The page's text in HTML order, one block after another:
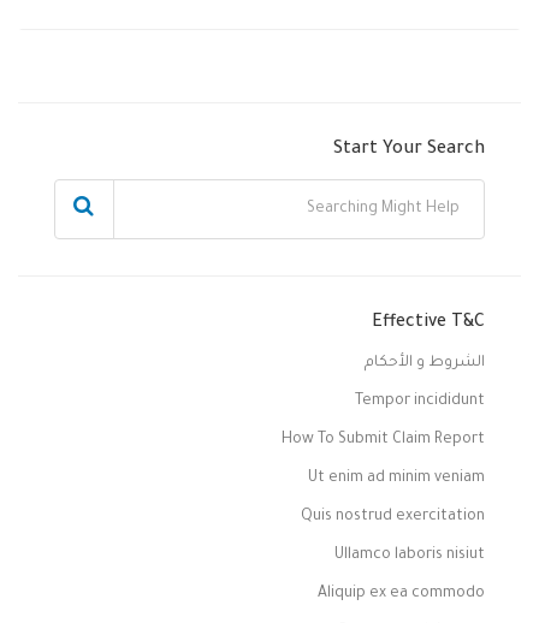
Start Your Search
Effective T&C
الشروط و الأحكام
Tempor incididunt
How To Submit Claim Report
Ut enim ad minim veniam
Quis nostrud exercitation
Ullamco laboris nisiut
Aliquip ex ea commodo